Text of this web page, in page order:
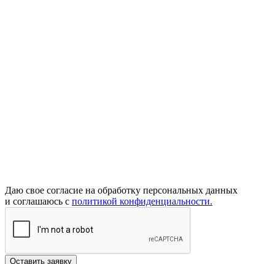
Даю свое согласие на обработку персональных данных
и соглашаюсь с политикой конфиденциальности.